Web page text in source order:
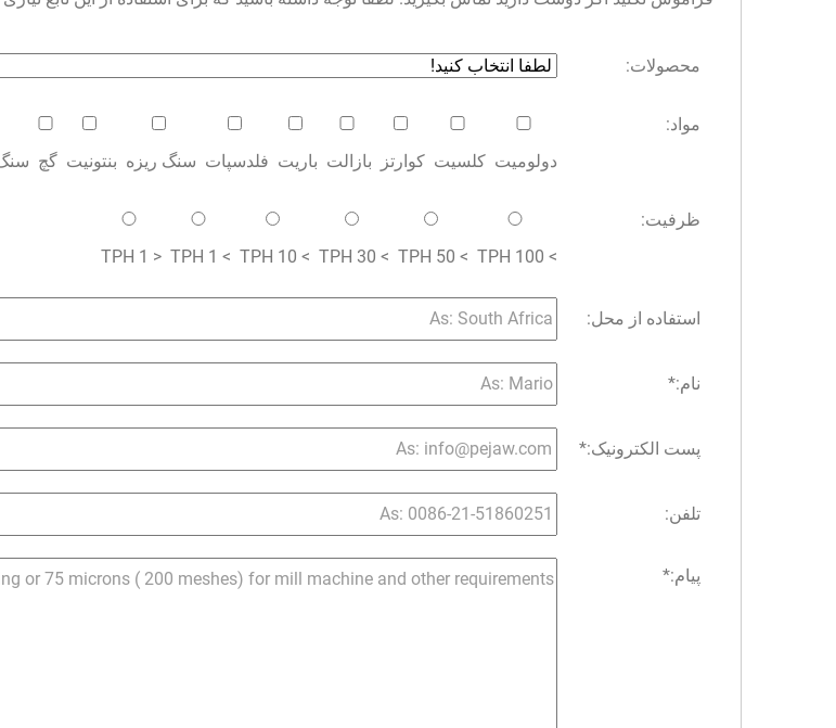
محصولات:
مواد:
دولومیت کلسیت کوارتز بازالت باریت فلدسپات سنگ ریزه بنتونیت گچ
ظرفیت:
> 100 TPH
> 50 TPH
> 30 TPH
> 10 TPH
> 1 TPH
< 1 TPH
استفاده از محل:
نام:*
پست الکترونیک:*
تلفن:
پیام:*